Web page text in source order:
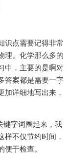
识点需要记得非常
理。化学那么多的
中，主要的是啊对
答案都是需要一字
加详细地写出来，
键字词圈起来，我
样不仅节约时间，
便于检查。